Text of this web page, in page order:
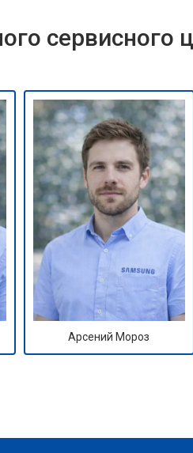
сервисного
Арсений Мороз